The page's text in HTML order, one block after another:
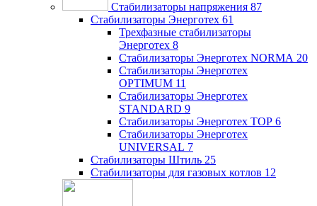
Стабилизаторы напряжения 87
Стабилизаторы Энерготех 61
Трехфазные стабилизаторы
Энерготех 8
Стабилизаторы Энерготех NORMA 20
Стабилизаторы Энерготех
OPTIMUM 11
Стабилизаторы Энерготех
STANDARD 9
Стабилизаторы Энерготех TOP 6
Стабилизаторы Энерготех
UNIVERSAL 7
Стабилизаторы Штиль 25
Стабилизаторы для газовых котлов 12